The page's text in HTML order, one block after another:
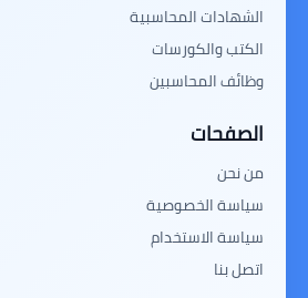
الشهادات المحاسبية
الكتب والكورسات
وظائف المحاسبين
الصفحات
من نحن
سياسة الخصوصية
سياسة الاستخدام
اتصل بنا